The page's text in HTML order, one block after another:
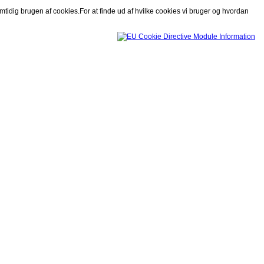
SPRING TIL INDHOLD
FORSIDE SITE MAP YOU TUBE
brugen af cookies.For at finde ud af hvilke cookies vi bruger og hvordan